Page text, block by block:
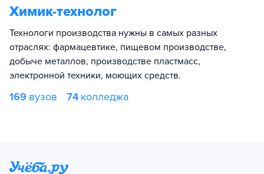
Химик-технолог
Технологи производства нужны в самых разных
отраслях: фармацевтике, пищевом производстве,
добыче металлов, производстве пластмасс,
электронной техники, моющих средств.
169 вузов 74 колледжа